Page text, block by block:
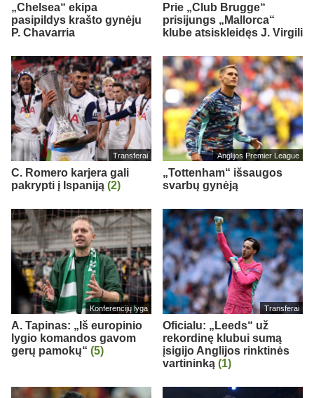
„Chelsea“ ekipa
pasipildys krašto gynėju
P. Chavarria
Prie „Club Brugge“
prisijungs „Mallorca“
klube atsiskleidęs J. Virgili
Transferai
C. Romero karjera gali
pakrypti į Ispaniją (2)
Anglijos Premier League
„Tottenham“ išsaugos
svarbų gynėją
Konferencijų lyga
A. Tapinas: „Iš europinio
lygio komandos gavom
gerų pamokų“ (5)
Transferai
Oficialu: „Leeds“ už
rekordinę klubui sumą
įsigijo Anglijos rinktinės
vartininką (1)